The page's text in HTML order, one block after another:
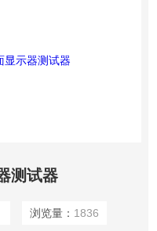
测试器
浏览量： 1836